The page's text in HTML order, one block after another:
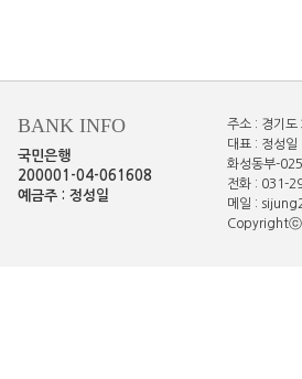
BANK INFO
국민은행
200001-04-061608
예금주 : 정성일
주소 : 경기
대표 : 정성
화성동부-
전화 : 031-
메일 :